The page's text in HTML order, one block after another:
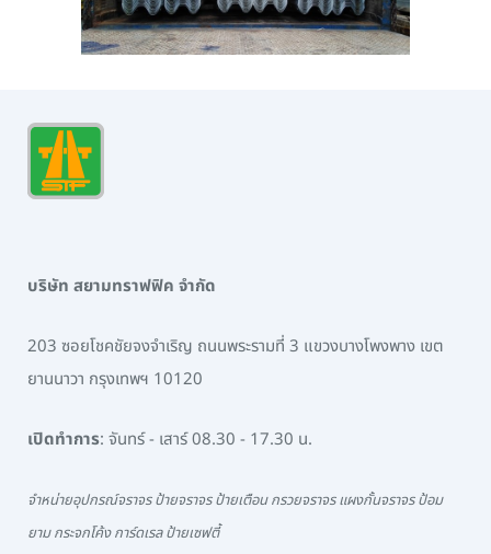
บริษัท สยามทราฟฟิค จำกัด
203 ซอยโชคชัยจงจำเริญ ถนนพระรามที่ 3 แขวงบางโพงพาง เขต
ยานนาวา กรุงเทพฯ 10120
เปิดทำการ: จันทร์ - เสาร์ 08.30 - 17.30 น.
จำหน่ายอุปกรณ์จราจร ป้ายจราจร ป้ายเตือน กรวยจราจร แผงกั้นจราจร ป้อม
ยาม กระจกโค้ง การ์ดเรล ป้ายเซฟตี้